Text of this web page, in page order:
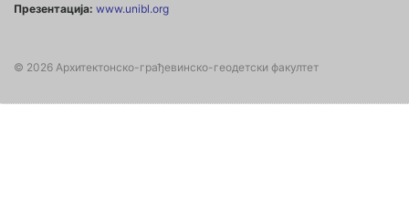
Презентација: www.unibl.org
© 2026 Архитектонско-грађевинско-геодетски факултет